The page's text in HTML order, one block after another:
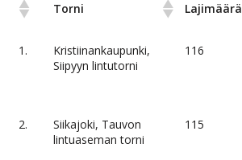
Torni Lajimäärä
1.
Kristiinankaupunki,
Siipyyn lintutorni
116
2.
Siikajoki, Tauvon
lintuaseman torni
115